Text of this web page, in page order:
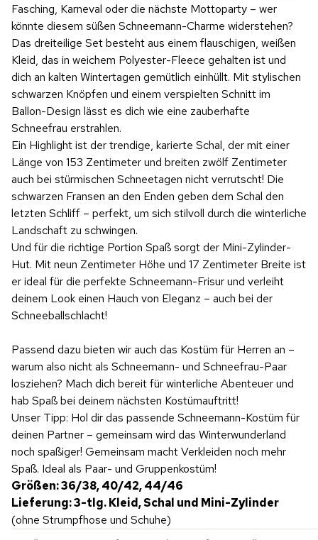
Fasching, Karneval oder die nächste Mottoparty – wer
könnte diesem süßen Schneemann-Charme widerstehen?
Das dreiteilige Set besteht aus einem flauschigen, weißen
Kleid, das in weichem Polyester-Fleece gehalten ist und
dich an kalten Wintertagen gemütlich einhüllt. Mit stylischen
schwarzen Knöpfen und einem verspielten Schnitt im
Ballon-Design lässt es dich wie eine zauberhafte
Schneefrau erstrahlen.
Ein Highlight ist der trendige, karierte Schal, der mit einer
Länge von 153 Zentimeter und breiten zwölf Zentimeter
auch bei stürmischen Schneetagen nicht verrutscht! Die
schwarzen Fransen an den Enden geben dem Schal den
letzten Schliff – perfekt, um sich stilvoll durch die winterliche
Landschaft zu schwingen.
Und für die richtige Portion Spaß sorgt der Mini-Zylinder-
Hut. Mit neun Zentimeter Höhe und 17 Zentimeter Breite ist
er ideal für die perfekte Schneemann-Frisur und verleiht
deinem Look einen Hauch von Eleganz – auch bei der
Schneeballschlacht!
Passend dazu bieten wir auch das Kostüm für Herren an –
warum also nicht als Schneemann- und Schneefrau-Paar
losziehen? Mach dich bereit für winterliche Abenteuer und
hab Spaß bei deinem nächsten Kostümauftritt!
Unser Tipp: Hol dir das passende Schneemann-Kostüm für
deinen Partner – gemeinsam wird das Winterwunderland
noch spaßiger! Gemeinsam macht Verkleiden noch mehr
Spaß. Ideal als Paar- und Gruppenkostüm!
Größen: 36/38, 40/42, 44/46
Lieferung: 3-tlg. Kleid, Schal und Mini-Zylinder
(ohne Strumpfhose und Schuhe)